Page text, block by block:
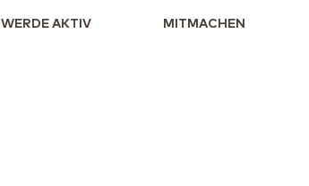
WERDE AKTIV MITMACHEN